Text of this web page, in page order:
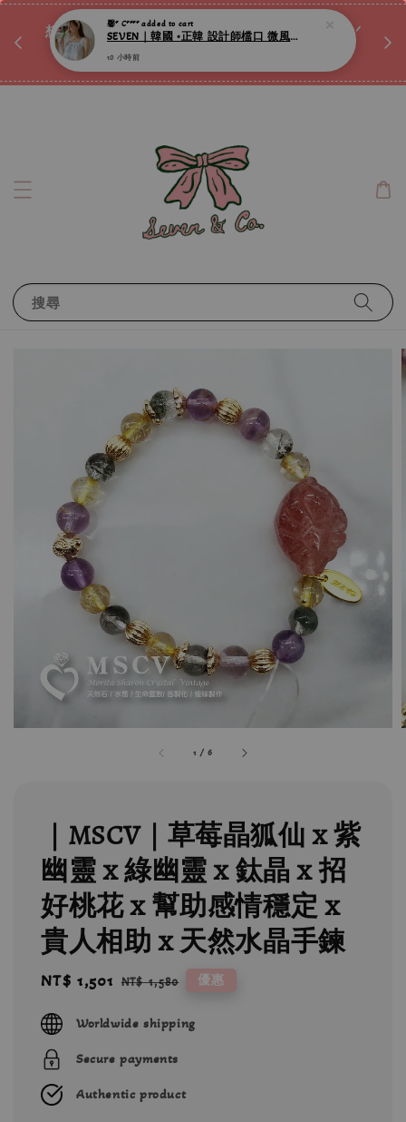
想訂製屬於自己的『水晶手鍊』嗎ꕀ♡ 私訊我們.ᐟ.ᐟ
📣Instagram 這邊按下去
搜尋
1 /6
｜MSCV｜草莓晶狐仙 x 紫
幽靈 x 綠幽靈 x 鈦晶 x 招
好桃花 x 幫助感情穩定 x
貴人相助 x 天然水晶手鍊
Sale
NT$ 1,501 Regular
NT$ 1,580 優惠
Worldwide shipping
Secure payments
Authentic product